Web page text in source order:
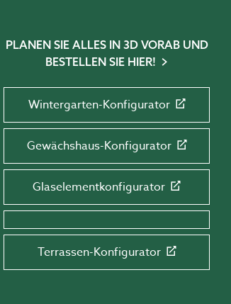
PLANEN SIE ALLES IN 3D VORAB UND
BESTELLEN SIE HIER!
Wintergarten-Konfigurator
Gewächshaus-Konfigurator
Glaselementkonfigurator
Terrassen-Konfigurator